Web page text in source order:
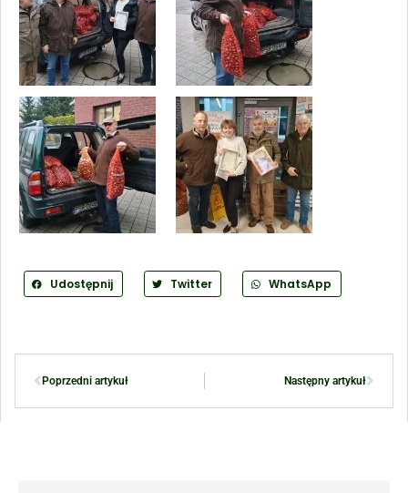
Udostępnij Twitter WhatsApp
Poprzedni artykuł Następny artykuł